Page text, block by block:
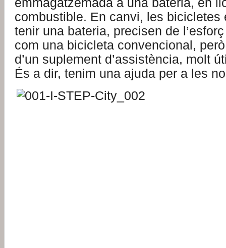
emmagatzemada a una bateria, en
combustible. En canvi, les bicicletes
tenir una bateria, precisen de
com una bicicleta convencional,
d’un suplement d’assistència, molt
És a dir, tenim una ajuda per a les